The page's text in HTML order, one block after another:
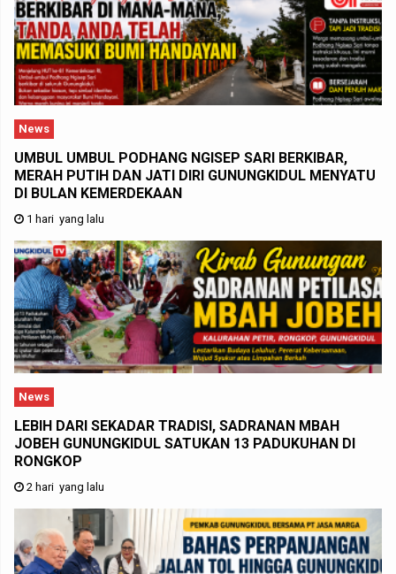
News
UMBUL UMBUL PODHANG NGISEP SARI BERKIBAR,
MERAH PUTIH DAN JATI DIRI GUNUNGKIDUL MENYATU
DI BULAN KEMERDEKAAN
1 hari yang lalu
News
LEBIH DARI SEKADAR TRADISI, SADRANAN MBAH
JOBEH GUNUNGKIDUL SATUKAN 13 PADUKUHAN DI
RONGKOP
2 hari yang lalu